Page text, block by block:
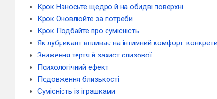
Крок Наносьте щедро й на обидві поверхні
Крок Оновлюйте за потреби
Крок Подбайте про сумісність
Як лубрикант впливає на інтимний комфорт:
Зниження тертя й захист слизової
Психологічний ефект
Подовження близькості
Сумісність із іграшками